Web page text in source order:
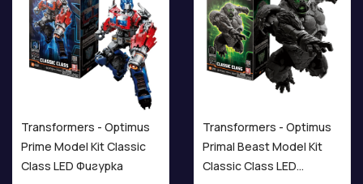
Transformers - Optimus
Prime Model Kit Classic
Class LED Фигурка
Transformers - Optimus
Primal Beast Model Kit
Classic Class LED